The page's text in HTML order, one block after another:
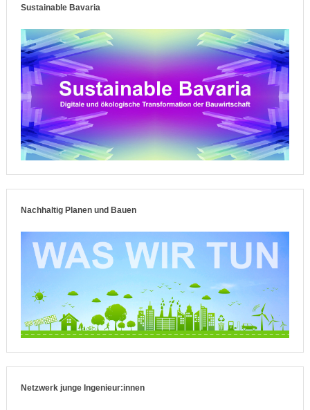
Sustainable Bavaria
Nachhaltig Planen und Bauen
Netzwerk junge Ingenieur:innen